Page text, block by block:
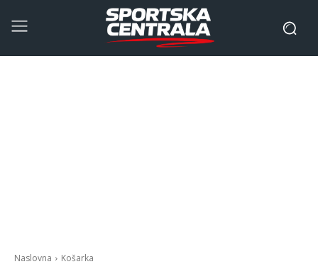
Naslovna Košarka